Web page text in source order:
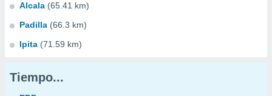
Alcala (65.41 km)
Padilla (66.3 km)
Ipita (71.59 km)
Tiempo...